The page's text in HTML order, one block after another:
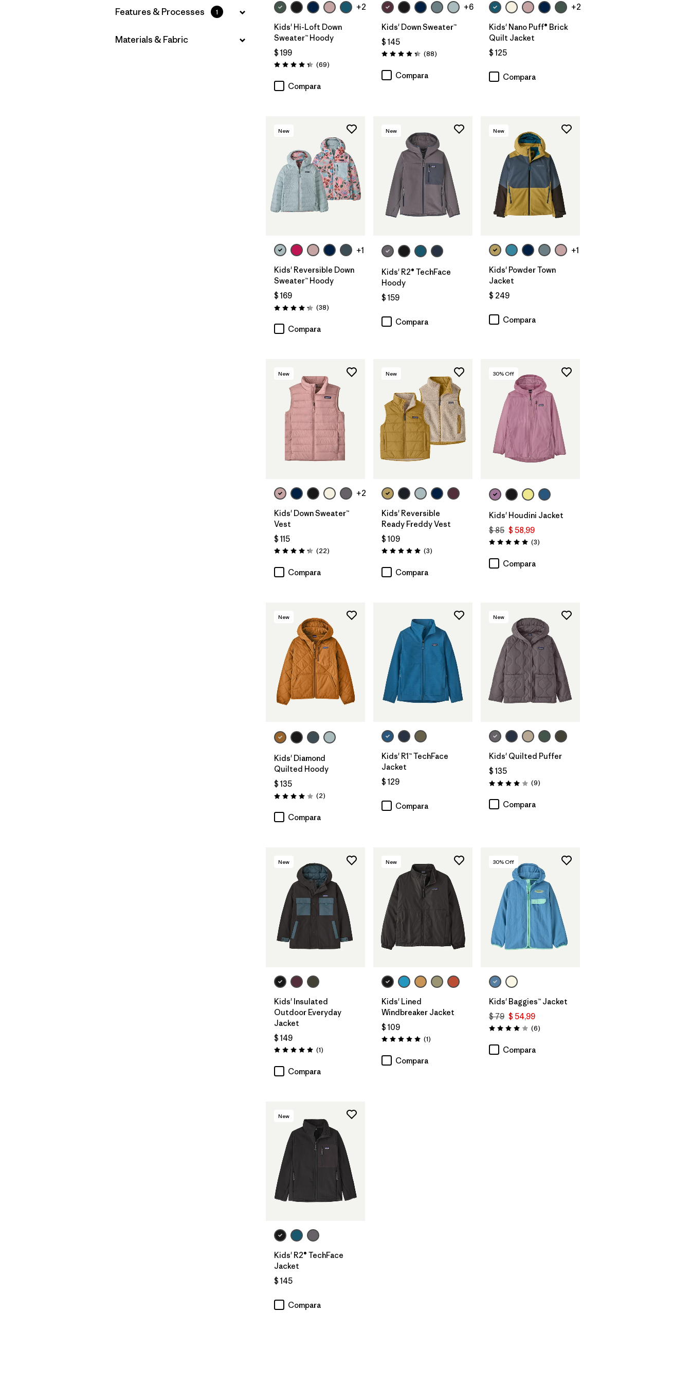
Filtrar por
Features & Processes 1
Filtrar por
Materials & Fabric
+2
Kids' Hi-Loft Down
Sweater™ Hoody
$ 199
Valoración: 4.3 / 5
(69Comentarios
)
Compara
+6
Kids' Down Sweater™
$ 145
Valoración: 4.3 / 5
(88Comentarios
)
Compara
+2
Kids' Nano Puff® Brick
Quilt Jacket
$ 125
Compara
New
+1
Kids' Reversible Down
Sweater™ Hoody
$ 169
Valoración: 4.3 / 5
(38Comentarios
)
Compara
New
Kids' R2® TechFace
Hoody
$ 159
Compara
New
+1
Kids' Powder Town
Jacket
$ 249
Compara
New
+2
Kids' Down Sweater™
Vest
$ 115
Valoración: 4.3 / 5
(22Comentarios
)
Compara
New
Kids' Reversible
Ready Freddy Vest
$ 109
Valoración: 5.0 / 5
(3Comentarios
)
Compara
30% Off
Kids' Houdini Jacket
$ 85 $ 58,99
Valoración: 5.0 / 5
(3Comentarios
)
Compara
New
Kids' Diamond
Quilted Hoody
$ 135
Valoración: 4.0 / 5
(2Comentarios
)
Compara
Kids' R1™ TechFace
Jacket
$ 129
Compara
New
Kids' Quilted Puffer
$ 135
Valoración: 4.0 / 5
(9Comentarios
)
Compara
New
Kids' Insulated
Outdoor Everyday
Jacket
$ 149
Valoración: 5.0 / 5
(1Comentarios
)
Compara
New
Kids' Lined
Windbreaker Jacket
$ 109
Valoración: 5.0 / 5
(1Comentarios
)
Compara
30% Off
Kids' Baggies™ Jacket
$ 79 $ 54,99
Valoración: 4.0 / 5
(6Comentarios
)
Compara
New
Kids' R2® TechFace
Jacket
$ 145
Compara